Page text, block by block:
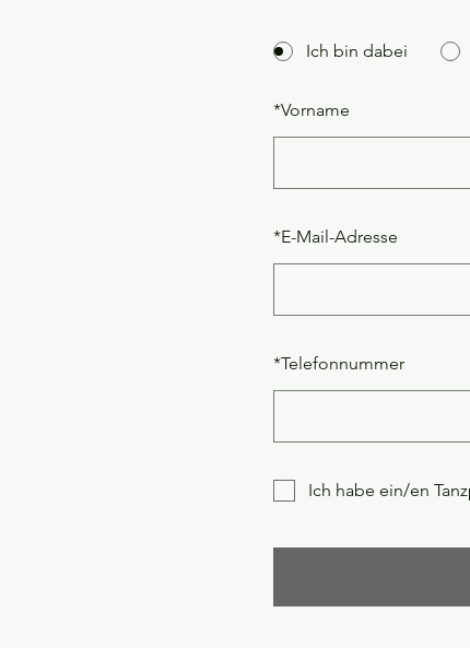
Ich bin dabei
*Vorname
*E-Mail-Adresse
*Telefonnummer
Ich habe ein/en